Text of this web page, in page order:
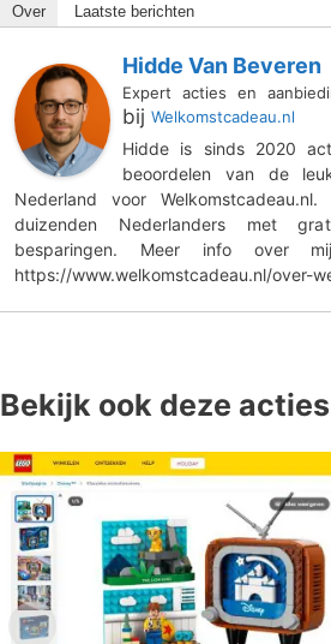
Over Laatste berichten
Hidde Van Beveren
Expert acties en
bij Welkomstcadeau.nl
Hidde is sinds 2020
beoordelen van de
Nederland voor
duizenden Nederlanders met
besparingen. Meer info over
https://www.welkomstcadeau.nl/over-
Bekijk ook deze acties